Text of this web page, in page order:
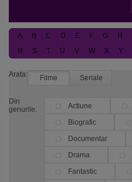
A B C D E F G H
R
S T U V W X Y
Arata: Filme Seriale
Din
genurile:
Actiune
Biografic
Documentar
Drama
Fantastic